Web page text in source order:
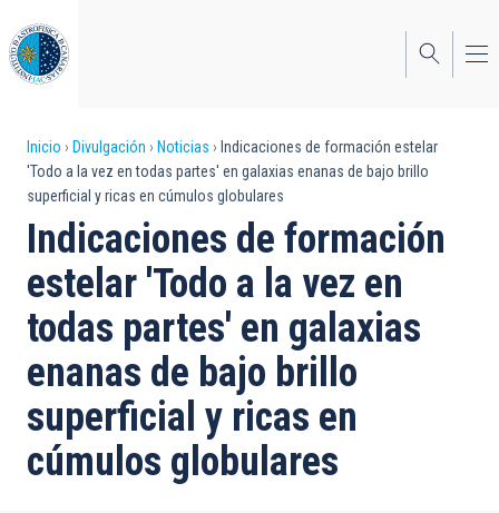
al
contenido
principal
Sobrescribir
enlaces
de
ayuda
a
la
navegación
Inicio Divulgación Noticias
Indicaciones de formación estelar
'Todo a la vez en todas partes' en galaxias enanas de bajo brillo
superficial y ricas en cúmulos globulares
Indicaciones de formación
estelar 'Todo a la vez en
todas partes' en galaxias
enanas de bajo brillo
superficial y ricas en
cúmulos globulares